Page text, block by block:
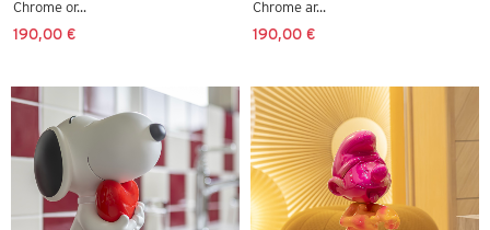
Chrome or...
190,00 €
Chrome ar...
190,00 €